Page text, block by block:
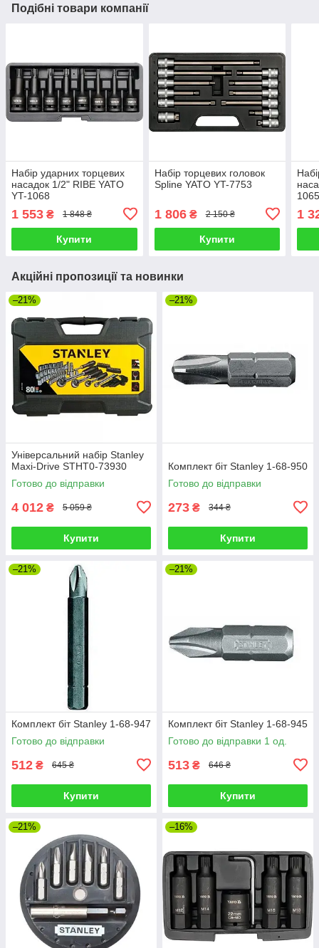
Подібні товари компанії
Набір ударних торцевих
насадок 1/2" RIBE YATO
YT-1068
1 553 ₴ 1 848 ₴
Купити
Набір торцевих головок
Spline YATO YT-7753
1 806₴ 2 150 ₴
Купити
1
Акційні пропозиції та новинки
–21%
Універсальний набір Stanley
Maxi-Drive STHT0-73930
Готово до відправки
4 012 ₴ 5 059 ₴
Купити
–21%
Комплект біт Stanley 1-68-950
Готово до відправки
273 ₴ 344 ₴
Купити
–21%
Комплект біт Stanley 1-68-947
Готово до відправки
512 ₴ 645 ₴
Купити
–21%
Комплект біт Stanley 1-68-945
Готово до відправки 1 од.
513 ₴ 646 ₴
Купити
–21% –16%